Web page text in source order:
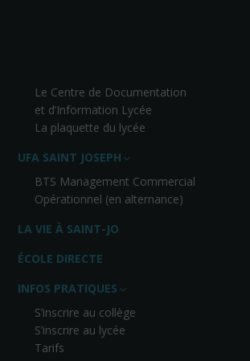
Le Centre de Documentation
et d’Information Lycée
La plaquette du lycée
UFA SAINT JOSEPH
BTS Management Commercial
Opérationnel (en alternance)
LA VIE À SAINT-JO
ÉCOLE DIRECTE
INFOS PRATIQUES
S’inscrire au collège
S’inscrire au lycée
Tarifs